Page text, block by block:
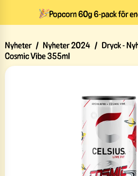
Popcorn 60g 6-pack för
Nyheter / Nyheter 2024 / Dryck -
Cosmic Vibe 355ml